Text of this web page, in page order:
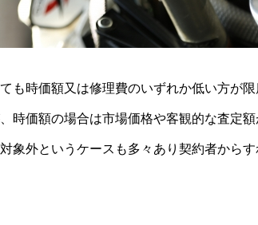
も時価額又は修理費のいずれか低い方が限
時価額の場合は市場価格や客観的な査定額
象外というケースも多々あり契約者から